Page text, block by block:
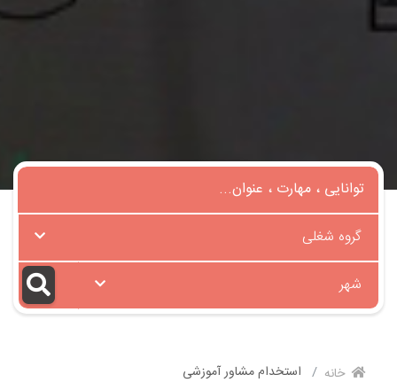
گروه شغلی
شهر
خانه استخدام مشاور آموزشی